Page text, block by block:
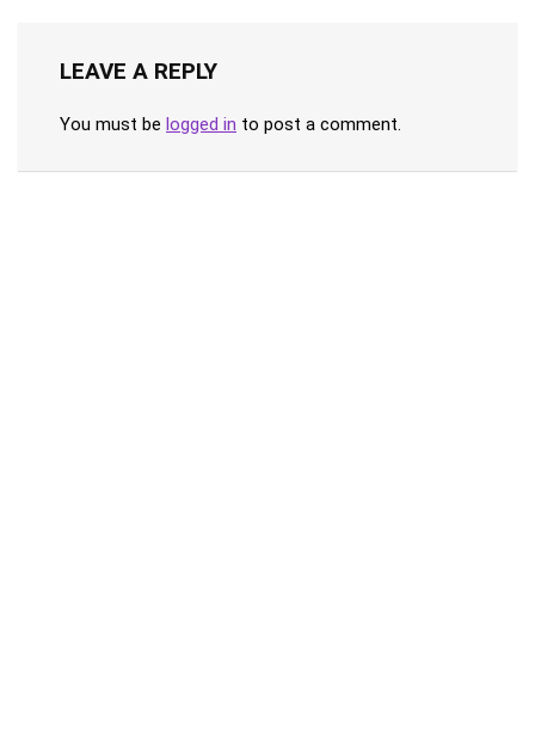
LEAVE A REPLY
You must be logged in to post a comment.